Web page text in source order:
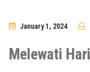
January 1, 2024
Melewati